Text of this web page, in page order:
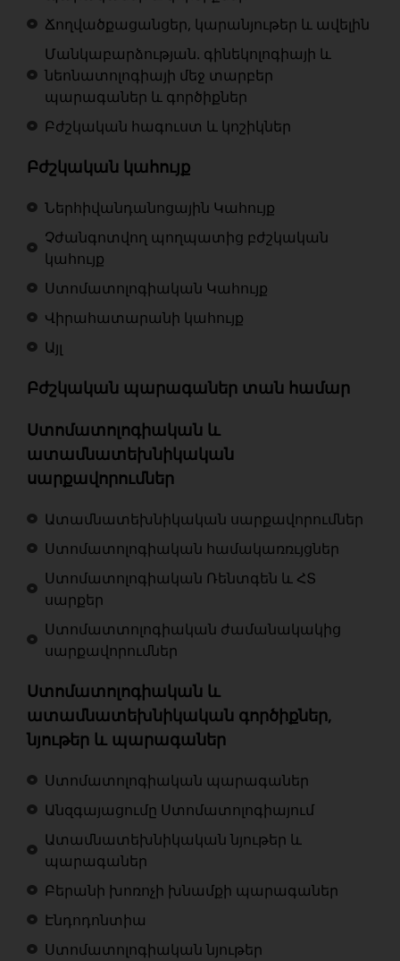
Ճողվածքացանցեր, կարանյութեր և ավելին
Մանկաբարձության. գինեկոլոգիայի և
նեոնատոլոգիայի մեջ տարբեր
պարագաներ և գործիքներ
Բժշկական հագուստ և կոշիկներ
Բժշկական կահույք
Ներհիվանդանոցային Կահույք
Չժանգոտվող պողպատից բժշկական
կահույք
Ստոմատոլոգիական Կահույք
Վիրահատարանի կահույք
Այլ
Բժշկական պարագաներ տան համար
Ստոմատոլոգիական և
ատամնատեխնիկական
սարքավորումներ
Ատամնատեխնիկական սարքավորումներ
Ստոմատոլոգիական համակառռւյցներ
Ստոմատոլոգիական Ռենտգեն և ՀՏ
սարքեր
Ստոմատտոլոգիական ժամանակակից
սարքավորումներ
Ստոմատոլոգիական և
ատամնատեխնիկական գործիքներ,
նյութեր և պարագաներ
Ստոմատոլոգիական պարագաներ
Անզգայացումը Ստոմատոլոգիայում
Ատամնատեխնիկական նյութեր և
պարագաներ
Բերանի խոռոչի խնամքի պարագաներ
Էնդոդոնտիա
Ստոմատոլոգիական նյութեր